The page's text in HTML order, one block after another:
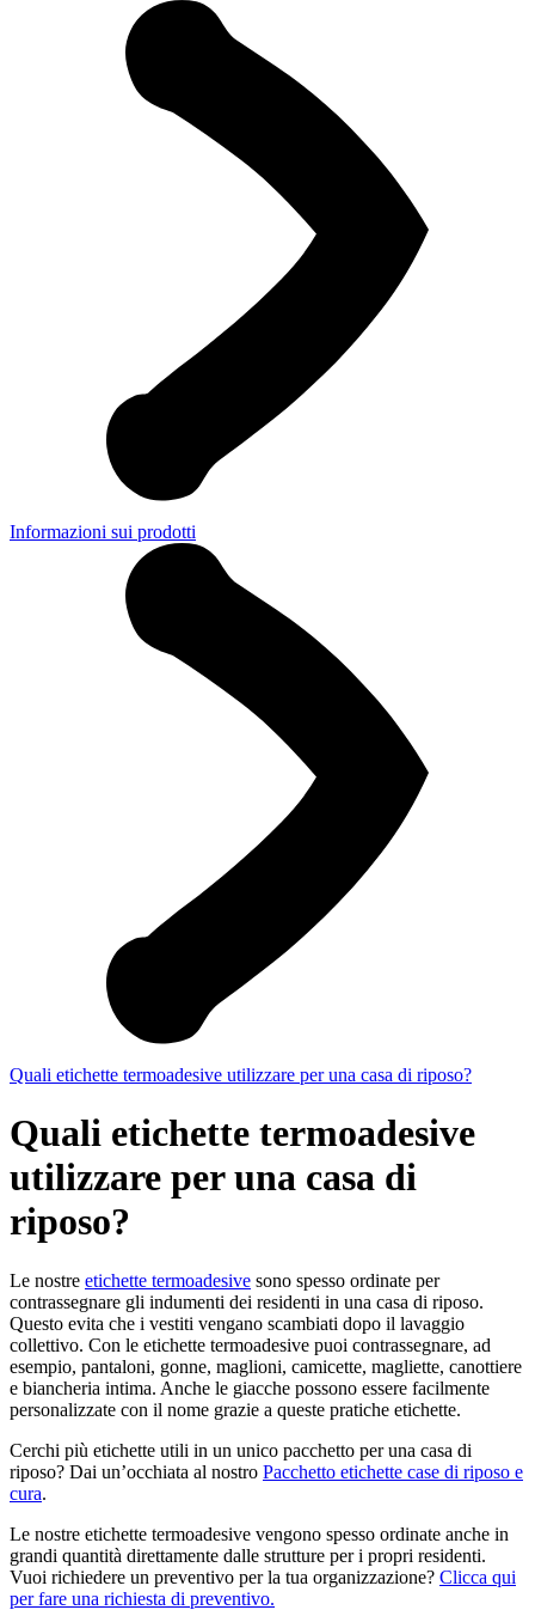
Informazioni sui prodotti
Quali etichette termoadesive utilizzare per una casa di riposo?
Quali etichette termoadesive
utilizzare per una casa di
riposo?
Le nostre etichette termoadesive sono spesso ordinate per
contrassegnare gli indumenti dei residenti in una casa di riposo.
Questo evita che i vestiti vengano scambiati dopo il lavaggio
collettivo. Con le etichette termoadesive puoi contrassegnare, ad
esempio, pantaloni, gonne, maglioni, camicette, magliette, canottiere
e biancheria intima. Anche le giacche possono essere facilmente
personalizzate con il nome grazie a queste pratiche etichette.
Cerchi più etichette utili in un unico pacchetto per una casa di
riposo? Dai un’occhiata al nostro Pacchetto etichette case di riposo e
cura.
Le nostre etichette termoadesive vengono spesso ordinate anche in
grandi quantità direttamente dalle strutture per i propri residenti.
Vuoi richiedere un preventivo per la tua organizzazione? Clicca qui
per fare una richiesta di preventivo.